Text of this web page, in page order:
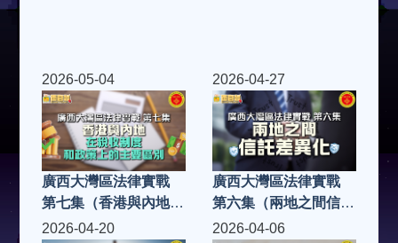
2026-05-04
廣西大灣區法律實戰
第七集（香港與內地在
稅收制度和政策上的主
2026-04-27
廣西大灣區法律實戰
第六集（兩地之間信託
差異化）
2026-04-20 2026-04-06